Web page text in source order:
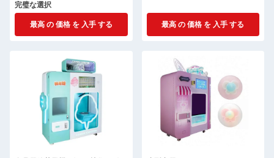
完璧な選択
最高 の 価格 を 入手 する 最高 の 価格 を 入手 する